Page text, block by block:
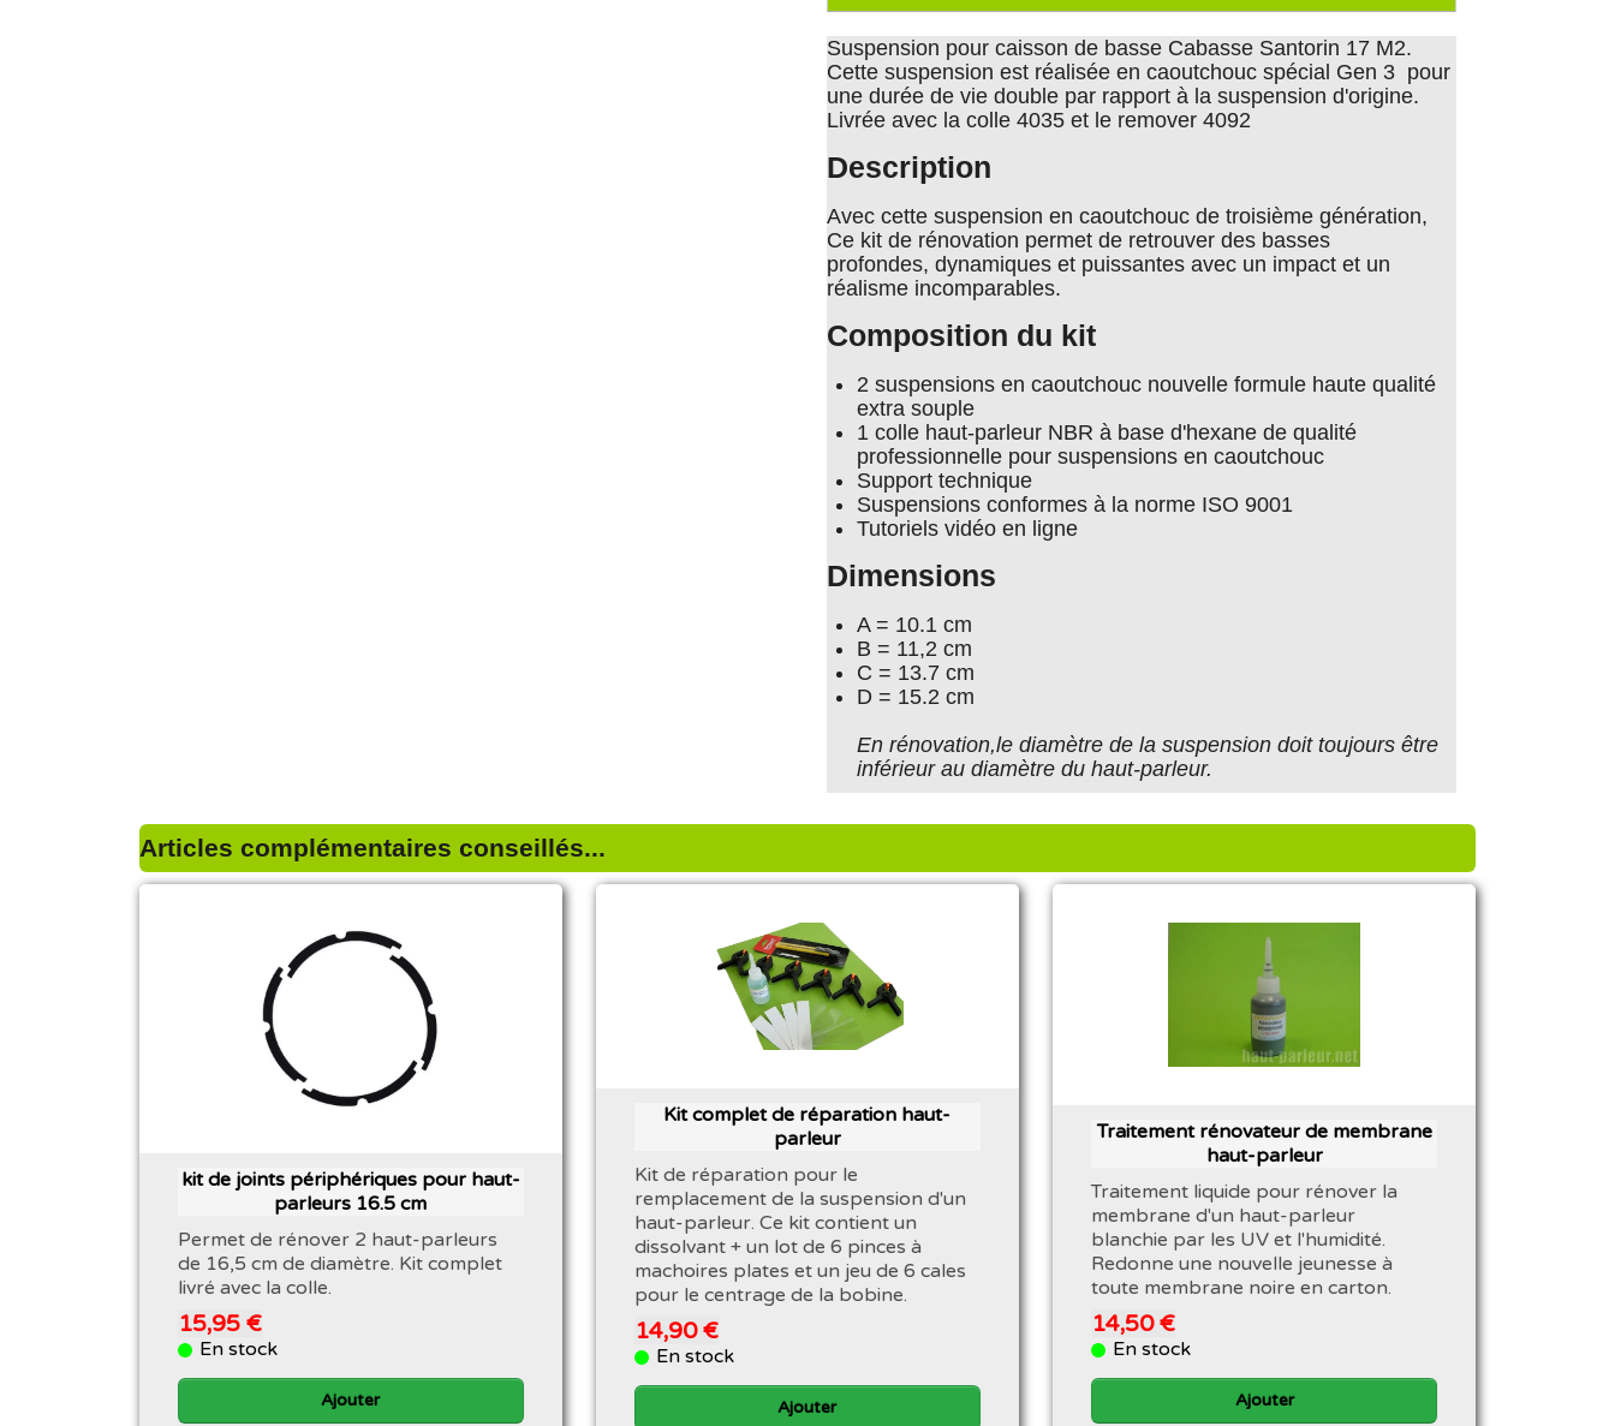
Suspension pour caisson de basse Cabasse Santorin 17 M2.
Cette suspension est réalisée en caoutchouc spécial Gen 3 pour
une durée de vie double par rapport à la suspension d'origine.
Livrée avec la colle 4035 et le remover 4092
Description
Avec cette suspension en caoutchouc de troisième génération,
Ce kit de rénovation permet de retrouver des basses
profondes, dynamiques et puissantes avec un impact et un
réalisme incomparables.
Composition du kit
2 suspensions en caoutchouc nouvelle formule haute qualité
extra souple
1 colle haut-parleur NBR à base d'hexane de qualité
professionnelle pour suspensions en caoutchouc
Support technique
Suspensions conformes à la norme ISO 9001
Tutoriels vidéo en ligne
Dimensions
A = 10.1 cm
B = 11,2 cm
C = 13.7 cm
D = 15.2 cm
En rénovation,le diamètre de la suspension doit toujours être
inférieur au diamètre du haut-parleur.
Articles complémentaires conseillés...
kit de joints périphériques pour haut-
parleurs 16.5 cm
Permet de rénover 2 haut-parleurs
de 16,5 cm de diamètre. Kit complet
livré avec la colle.
15,95 €
En stock
Ajouter
Kit complet de réparation haut-
parleur
Kit de réparation pour le
remplacement de la suspension d'un
haut-parleur. Ce kit contient un
dissolvant + un lot de 6 pinces à
machoires plates et un jeu de 6 cales
pour le centrage de la bobine.
14,90 €
En stock
Ajouter
Traitement rénovateur de membrane
haut-parleur
Traitement liquide pour rénover la
membrane d'un haut-parleur
blanchie par les UV et l'humidité.
Redonne une nouvelle jeunesse à
toute membrane noire en carton.
14,50 €
En stock
Ajouter